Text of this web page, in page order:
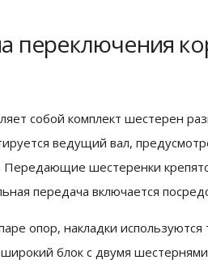
переключения
собой комплект шестерен
ведущий вал,
Передающие шестеренки
передача включается
опор, накладки
блок с двумя